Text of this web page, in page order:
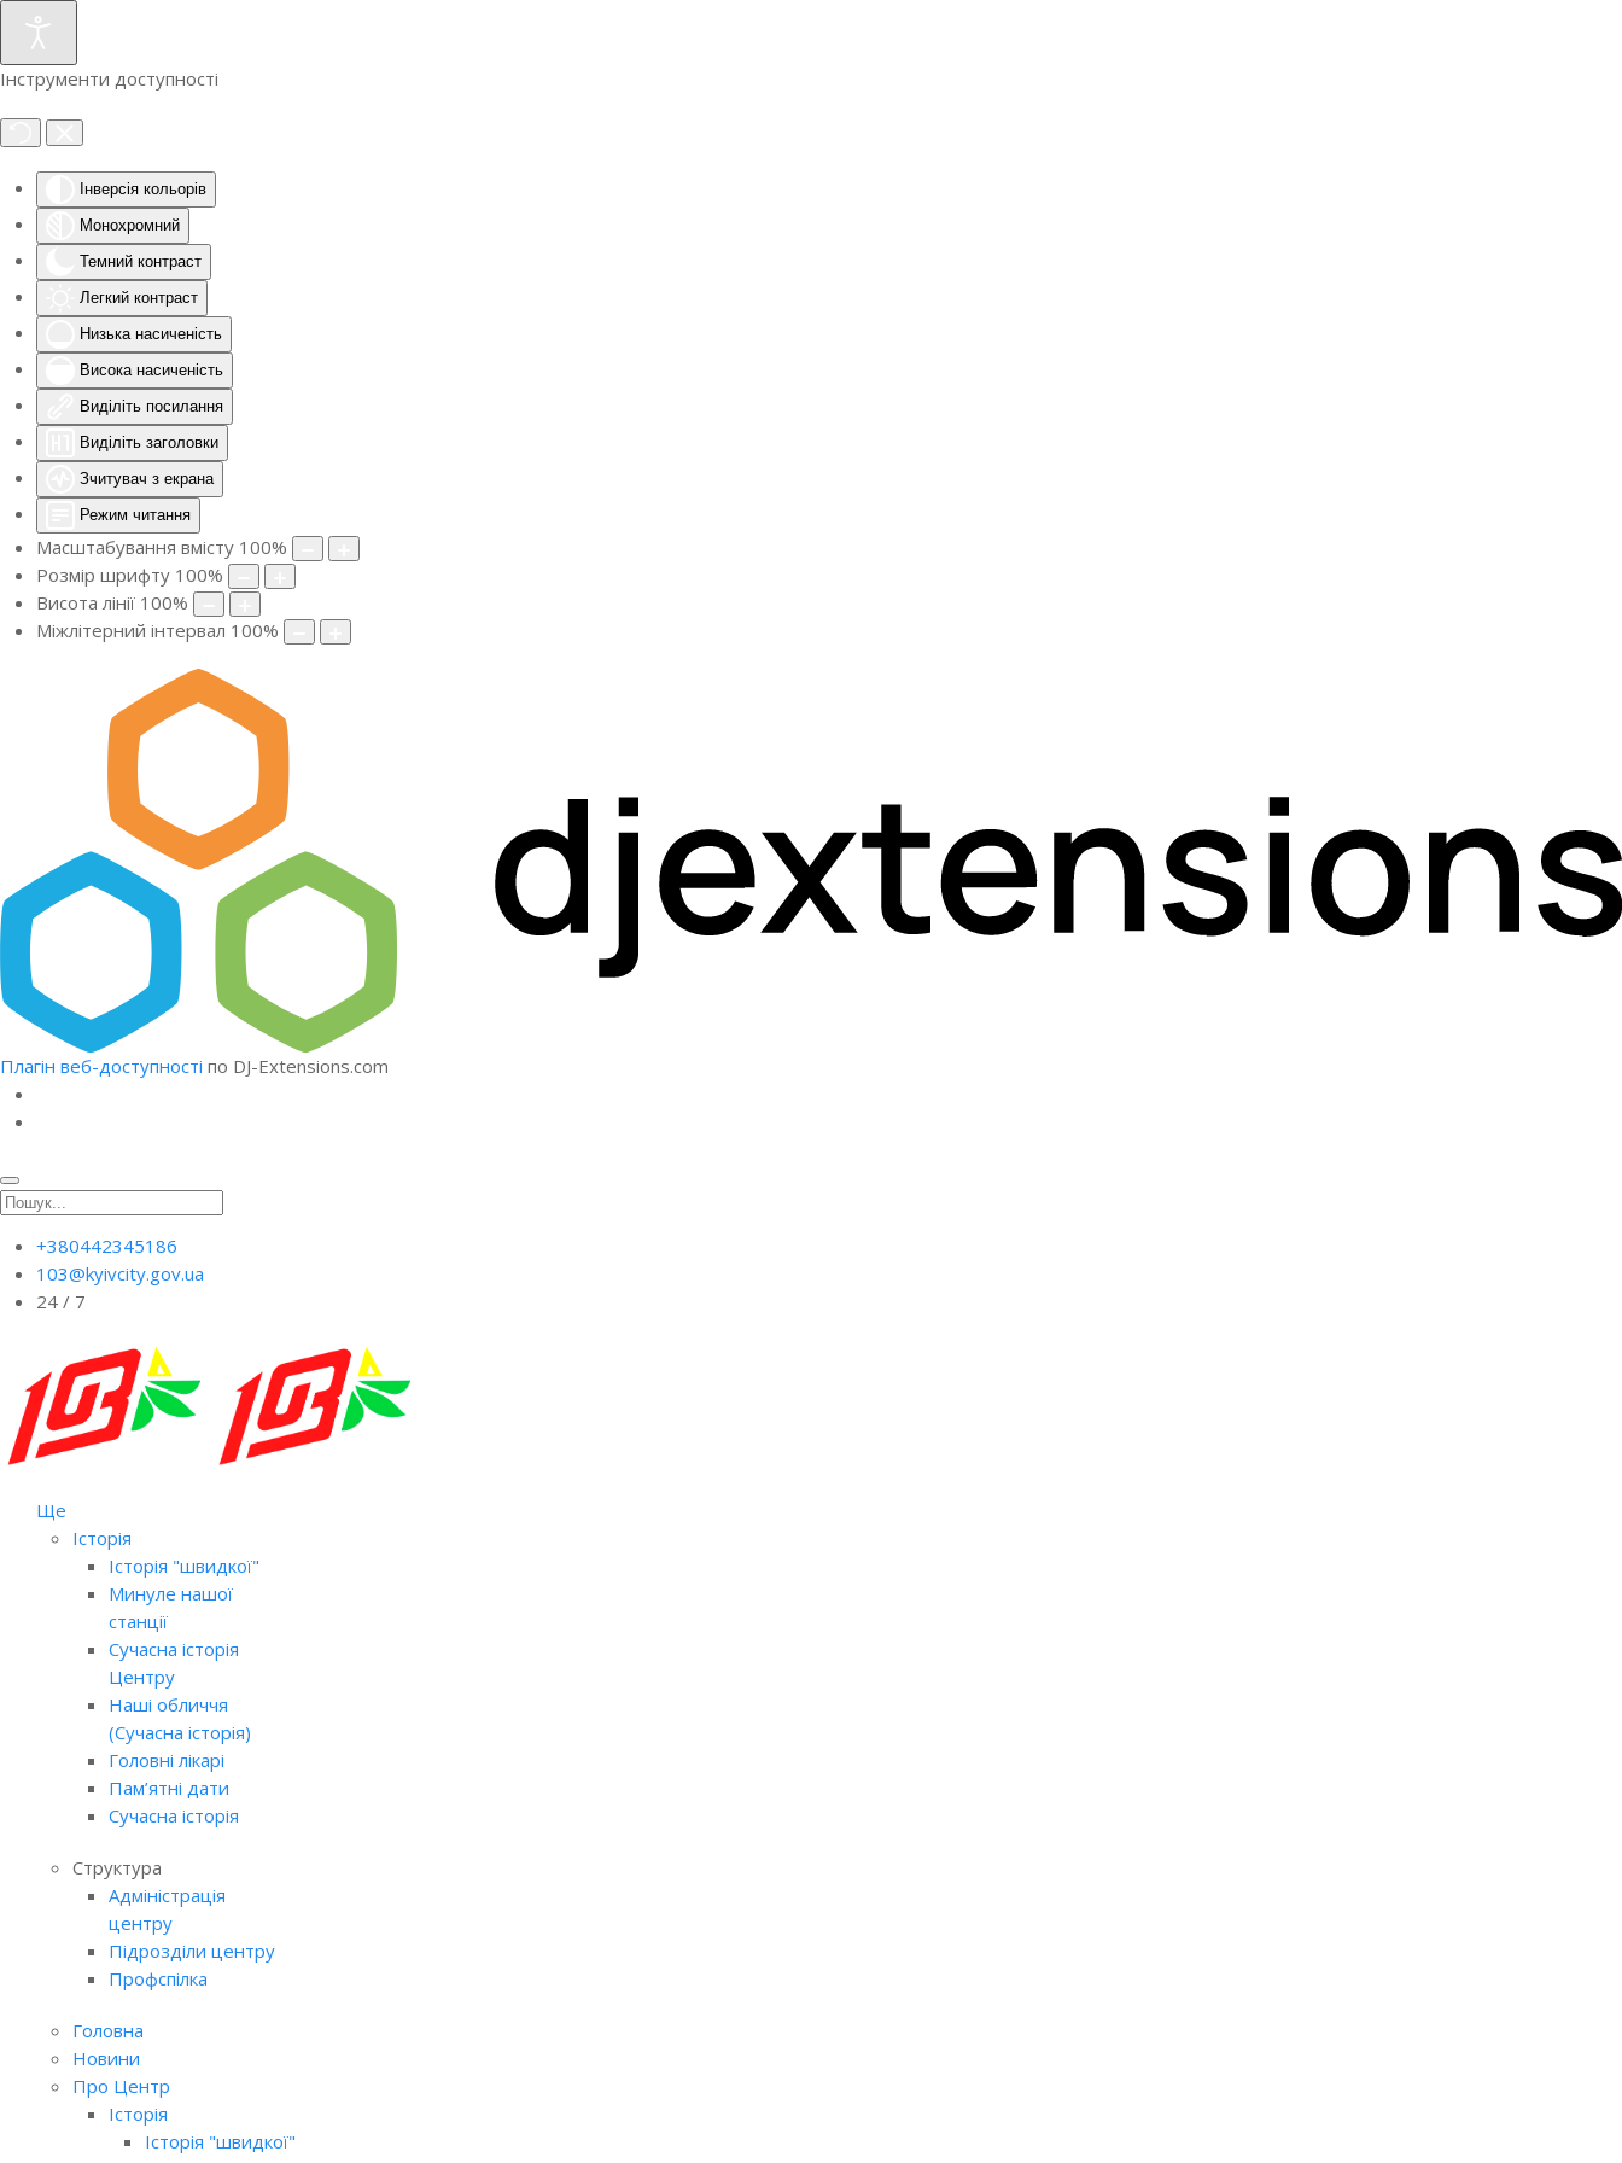
Інструменти доступності
Інверсія кольорів
Монохромний
Темний контраст
Легкий контраст
Низька насиченість
Висока насиченість
Виділіть посилання
Виділіть заголовки
Зчитувач з екрана
Режим читання
Масштабування вмісту 100%
Розмір шрифту 100%
Висота лінії 100%
Міжлітерний інтервал 100%
Плагін веб-доступності по DJ-Extensions.com
+380442345186
103@kyivcity.gov.ua
24 / 7
Ще
Історія
Історія "швидкої"
Минуле нашої
станції
Сучасна історія
Центру
Наші обличчя
(Сучасна історія)
Головні лікарі
Пам’ятні дати
Сучасна історія
Структура
Адміністрація
центру
Підрозділи центру
Профспілка
Головна
Новини
Про Центр
Історія
Історія "швидкої"